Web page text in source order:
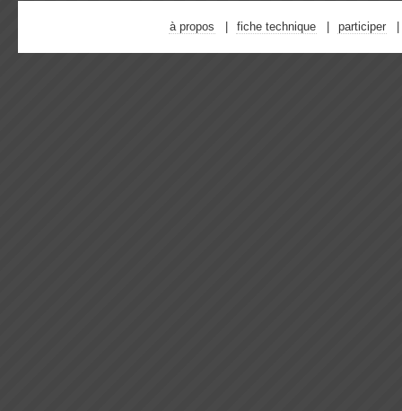
à propos fiche technique participer